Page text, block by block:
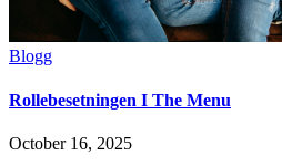
Blogg
Rollebesetningen I The Menu
October 16, 2025